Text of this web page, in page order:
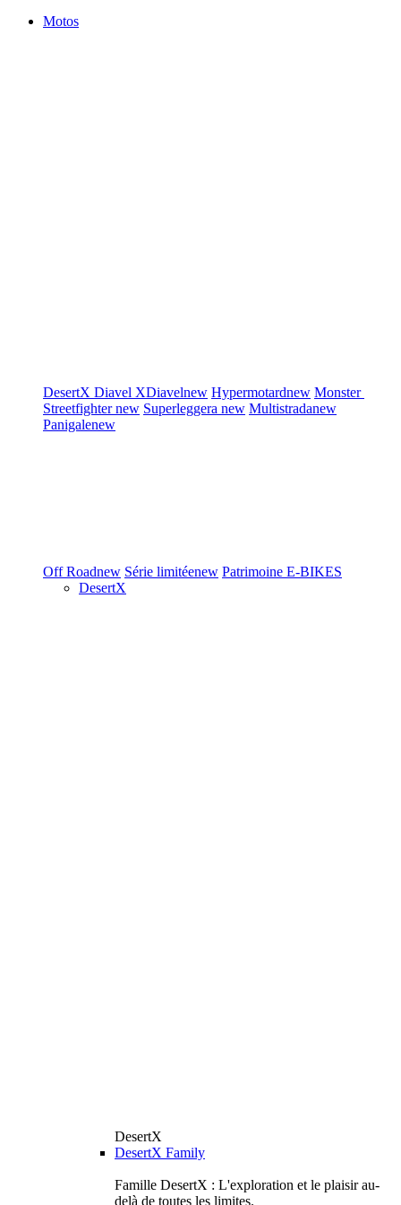
Motos
DesertX Diavel XDiavelnew Hypermotardnew Monster
Streetfighternew Superleggera new Multistradanew
Panigalenew
Off Roadnew Série limitéenew Patrimoine E-BIKES
DesertX
DesertX
DesertX Family
Famille DesertX : L'exploration et le plaisir au-
delà de toutes les limites.